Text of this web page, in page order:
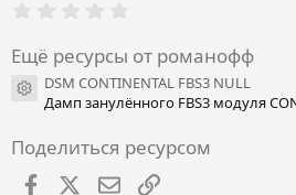
0
з
в
ё
д
Ещё ресурсы от романофф
Иконка ресурса
DSM CONTINENTAL FBS3 NULL
Дамп занулённого FBS3 модуля
Поделиться ресурсом
Facebook ПочтаСсылкой